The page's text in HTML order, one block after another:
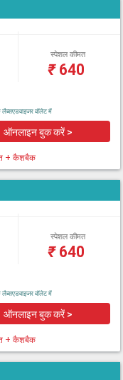
स्पेशल कीमत
₹640
वॉलेट में
ऑनलाइन बुक करें >
+ कैशबैक
स्पेशल कीमत
₹640
वॉलेट में
ऑनलाइन बुक करें >
+ कैशबैक